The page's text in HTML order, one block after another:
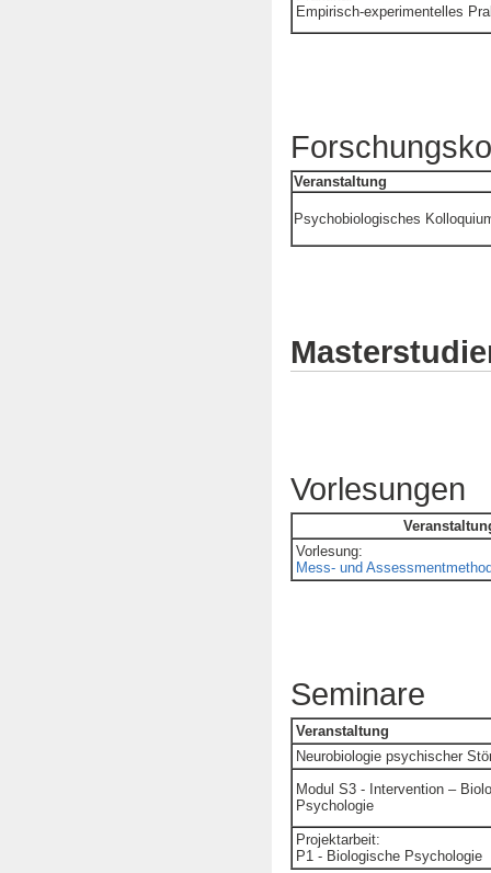
Empirisch-experimentelles
Veranstaltung
Psychobiologisches
Vorlesungen
Vorlesung:
Mess- und
Seminare
Veranstaltung
Neurobiologie psychischer
Modul S3 - Intervention –
Psychologie
Projektarbeit:
P1 - Biologische Psychologie